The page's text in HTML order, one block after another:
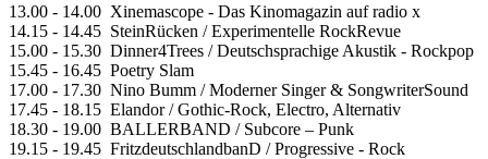
13.00 - 14.00 Xinemascope - Das Kinomagazin auf radio x
14.15 - 14.45 SteinRücken / Experimentelle RockRevue
15.00 - 15.30 Dinner4Trees / Deutschsprachige Akustik - Rockpop
15.45 - 16.45 Poetry Slam
17.00 - 17.30 Nino Bumm / Moderner Singer & SongwriterSound
17.45 - 18.15 Elandor / Gothic-Rock, Electro, Alternativ
18.30 - 19.00 BALLERBAND / Subcore – Punk
19.15 - 19.45 FritzdeutschlandbanD / Progressive - Rock